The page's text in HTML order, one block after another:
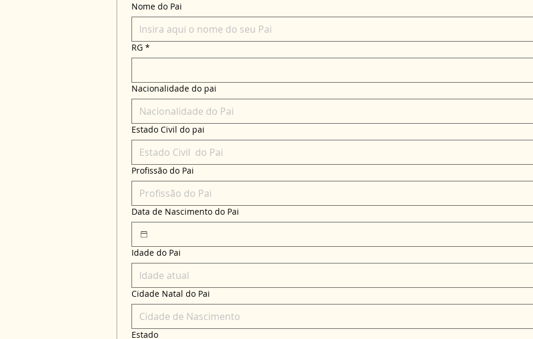
Nome do Pai
RG *
Nacionalidade do pai
Estado Civil do pai
Profissão do Pai
Data de Nascimento do Pai
Idade do Pai
Cidade Natal do Pai
Estado